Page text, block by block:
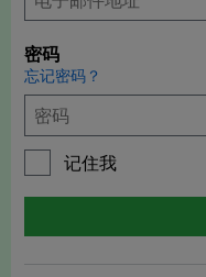
密码
忘记密码？
记住我